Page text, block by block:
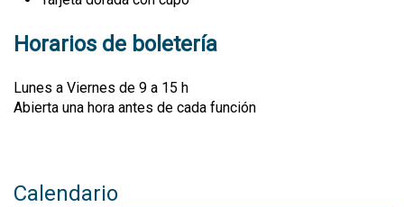
Horarios de boletería
Lunes a Viernes de 9 a 15 h
Abierta una hora antes de cada función
Calendario